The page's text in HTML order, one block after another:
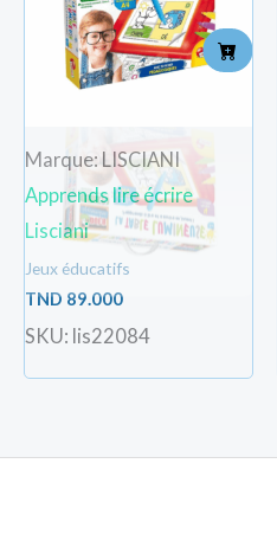
Marque: LISCIANI
Apprends lire écrire
Lisciani
Jeux éducatifs
TND 89.000
SKU: lis22084